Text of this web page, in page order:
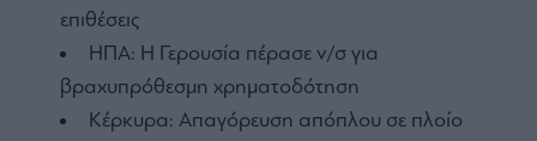
επιθέσεις
ΗΠΑ: Η Γερουσία πέρασε ν/σ για
βραχυπρόθεσμη χρηματοδότηση
Κέρκυρα: Απαγόρευση απόπλου σε πλοίο